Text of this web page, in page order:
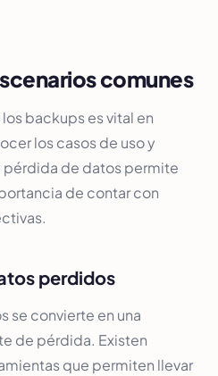
comunes
backups es vital en
los casos de uso y
de datos permite
de contar con
perdidos
se convierte en una
de pérdida. Existen
que permiten llevar